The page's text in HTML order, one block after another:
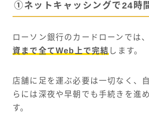
①ネットキャッシングで24時
ローソン銀行のカードローンでは、
資まで全てWeb上で完結 します。
店舗に足を運ぶ必要は一切なく、
らには深夜や早朝でも手続きを進
す。